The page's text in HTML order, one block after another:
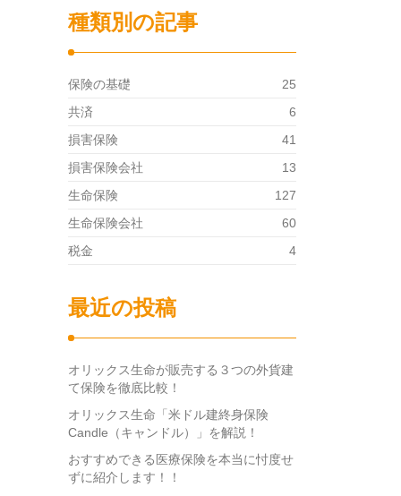
種類別の記事
保険の基礎
25
共済
6
損害保険
41
損害保険会社
13
生命保険
127
生命保険会社
60
税金
4
最近の投稿
オリックス生命が販売する３つの外貨建
て保険を徹底比較！
オリックス生命「米ドル建終身保険
Candle（キャンドル）」を解説！
おすすめできる医療保険を本当に忖度せ
ずに紹介します！！